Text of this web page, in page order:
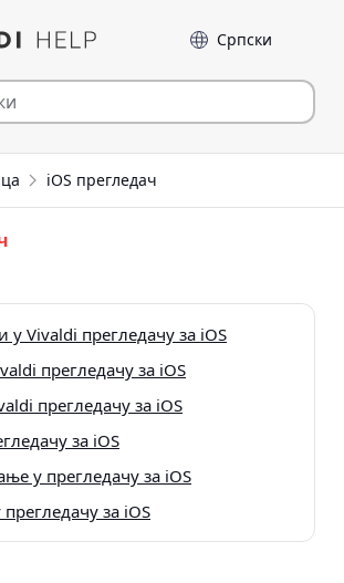
Језик
iOS прегледач
Vivaldi прегледачу за iOS
прегледачу за iOS
прегледачу за iOS
за iOS
у прегледачу за iOS
за iOS